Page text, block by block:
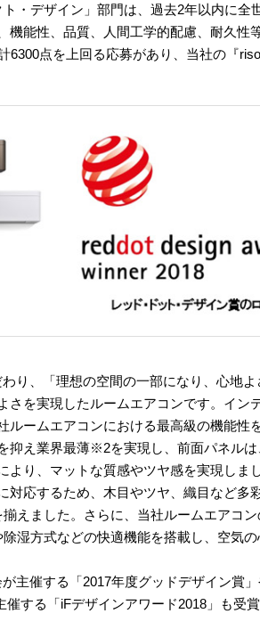
・デザイン」部門は、過去2年以内に全
機能性、品質、人間工学的配慮、耐久性
6300点を上回る応募があり、当社の『
り、「理想の空間の一部になり、心地よ
を実現したルームエアコンです。イン
ームエアコンにおける最高級の機能性
抑え業界最薄※2を実現し、前面パネル
り、マットな質感やツヤ感を実現しま
対応するため、木目やツヤ、織目など多
えました。さらに、当社ルームエアコ
湿方式などの快適機能を搭載し、空気の
主催する「2017年度グッドデザイン賞
する「iFデザインアワード2018」も受賞